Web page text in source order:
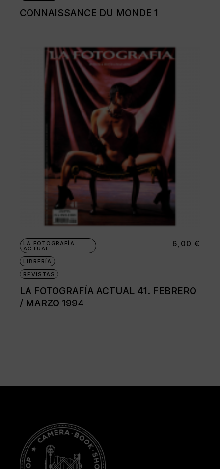
CONNAISSANCE DU MONDE 1
LA FOTOGRAFÍA
ACTUAL
LIBRERÍA
REVISTAS
LA FOTOGRAFÍA ACTUAL 41. FEBRERO
/ MARZO 1994
6,00 €